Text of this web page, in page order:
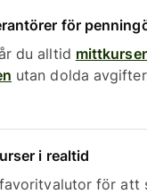
för
du alltid
utan dolda
i realtid
för att